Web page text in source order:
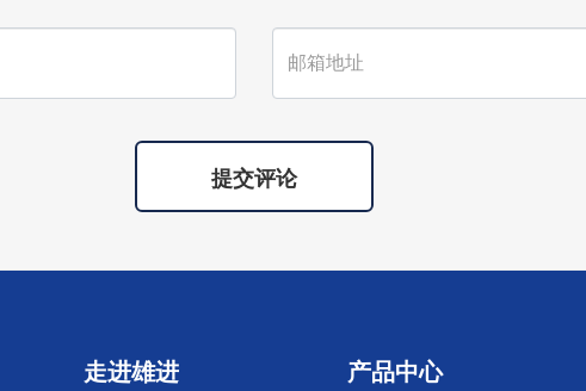
提交评论
走进雄进 产品中心